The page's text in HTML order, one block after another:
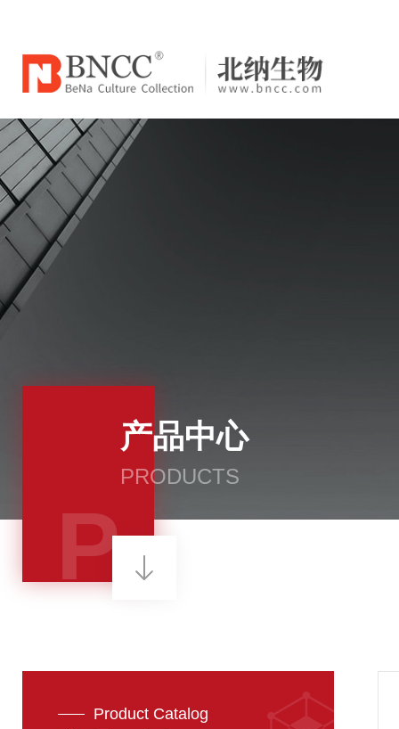
产品中心
PRODUCTS
P
Product Catalog